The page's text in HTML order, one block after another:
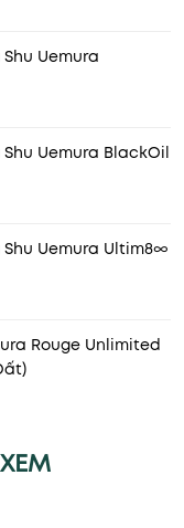
Uemura
Uemura BlackOil
Uemura Ultim8∞
Rouge Unlimited